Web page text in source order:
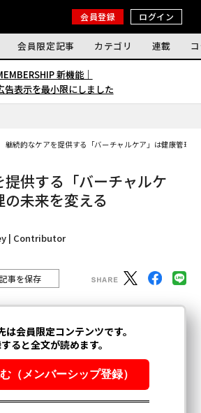
会員登録 ログイン
会員限定記事 カテゴリ 連載
新機能｜
告表示を最小限にしました
継続的なケアを提供する「バーチャルケア」は健康管理
供する「バーチャルケ
未来を変える
| Contributor
記事を保存